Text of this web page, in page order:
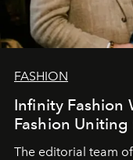
FASHION
Infinity Fashion
Fashion
The editorial team of